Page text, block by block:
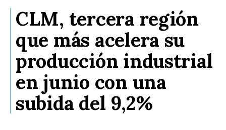
CLM, tercera región
que más acelera su
producción industrial
en junio con una
subida del 9,2%